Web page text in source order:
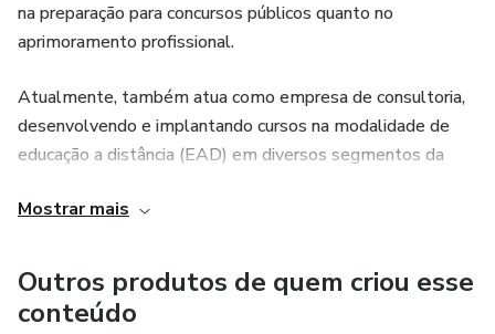
na preparação para concursos públicos quanto no
aprimoramento profissional.
Atualmente, também atua como empresa de consultoria,
desenvolvendo e implantando cursos na modalidade de
educação a distância (EAD) em diversos segmentos da
clientes em todas as etapas do processo de implantação e
Mostrar mais
Outros produtos de quem criou esse
conteúdo